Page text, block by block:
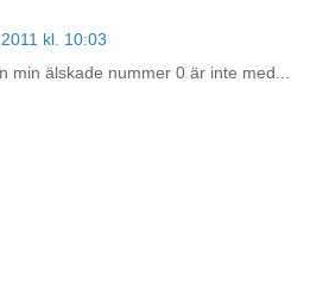
kl. 10:03
min älskade nummer 0 är inte med...